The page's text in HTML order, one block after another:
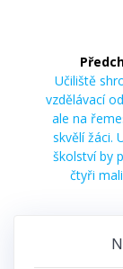
proPředchozí
příspěvek:
Učiliště
vzdělávací
ale na
skvělí žáci.
školství by
čtyři